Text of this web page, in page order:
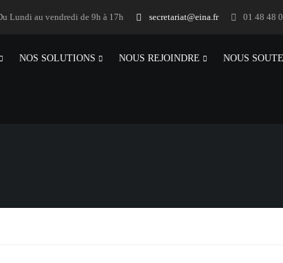
Lundi au vendredi de 9h à 17h secretariat@eina.fr 01 48 48
NOS SOLUTIONS NOUS REJOINDRE NOUS